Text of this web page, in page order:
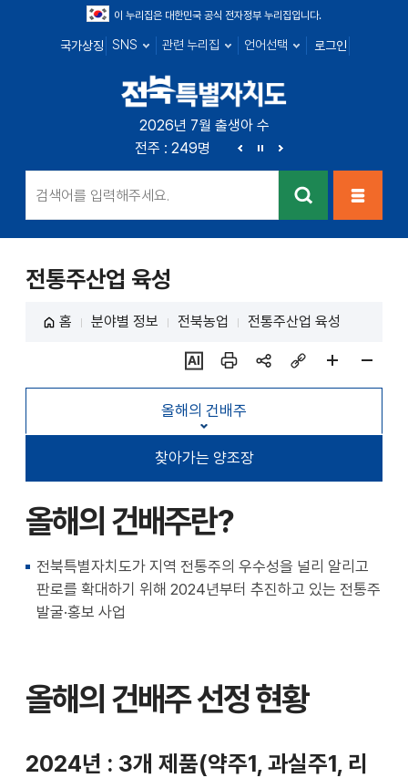
전북특별자치
도
2026년 7월 출생아 수
전주 : 249명 군산 : 89명
이 누리집은 대한민국 공식 전자정부 누리집입니다.
국가상징 SNS 관련 누리집 언어선택 로그인
전통주산업 육성
홈 분야별 정보 전북농업 전통주산업 육성
천
올해의 건배주
찾아가는 양조장
올해의 건배주란?
전북특별자치도가 지역 전통주의 우수성을 널리 알리고
판로를 확대하기 위해 2024년부터 추진하고 있는 전통주
발굴·홍보 사업
올해의 건배주 선정 현황
2024년 : 3개 제품(약주1, 과실주1, 리